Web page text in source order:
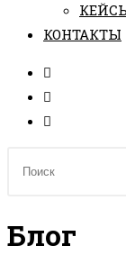
КОНТАКТЫ
Блог